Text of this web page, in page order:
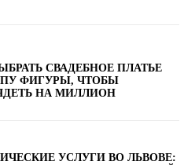
СВАДЕБНОЕ ПЛАТЬЕ
ФИГУРЫ, ЧТОБЫ
НА МИЛЛИОН
УСЛУГИ ВО ЛЬВОВЕ: